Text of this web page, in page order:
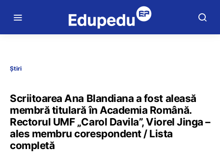
Știri
Scriitoarea Ana Blandiana a fost aleasă
membră titulară în Academia Română.
Rectorul UMF „Carol Davila”, Viorel Jinga –
ales membru corespondent / Lista
completă